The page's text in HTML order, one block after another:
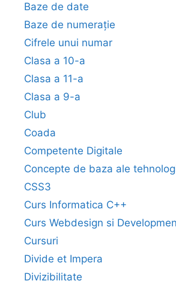
Baze de date
Baze de numerație
Cifrele unui numar
Clasa a 10-a
Clasa a 11-a
Clasa a 9-a
Club
Coada
Competente Digitale
Concepte de baza ale
CSS3
Curs Informatica C++
Curs Webdesign si
Cursuri
Divide et Impera
Divizibilitate